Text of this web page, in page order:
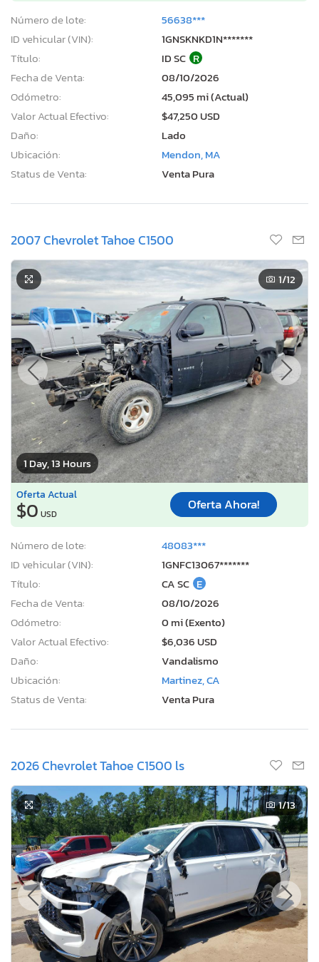
Número de lote:
56638***
ID vehicular (VIN):
1GNSKNKD1N*******
Título:
ID SC R
Fecha de Venta:
08/10/2026
Odómetro:
45,095 mi (Actual)
Valor Actual Efectivo:
$47,250 USD
Daño:
Lado
Ubicación:
Mendon, MA
Status de Venta:
Venta Pura
2007 Chevrolet Tahoe C1500
1 Day, 13 Hours
1/12
Oferta Actual
$0 USD
Oferta Ahora!
Número de lote:
48083***
ID vehicular (VIN):
1GNFC13067*******
Título:
CA SC E
Fecha de Venta:
08/10/2026
Odómetro:
0 mi (Exento)
Valor Actual Efectivo:
$6,036 USD
Daño:
Vandalismo
Ubicación:
Martinez, CA
Status de Venta:
Venta Pura
2026 Chevrolet Tahoe C1500 ls
1/13